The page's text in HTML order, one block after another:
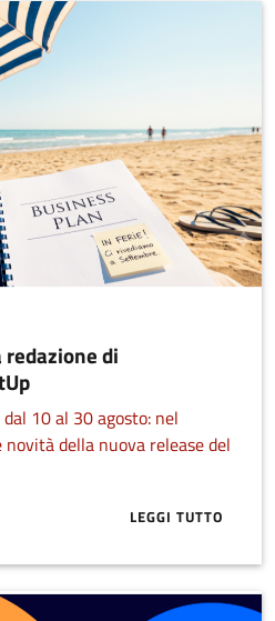
redazione di
10 al 30 agosto: nel
della nuova release del
LEGGI TUTTO
ABOUT